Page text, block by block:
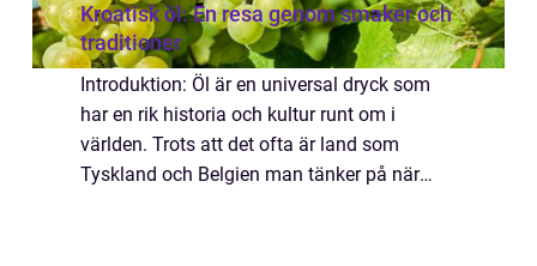
Kroatisk öl: En resa genom smaker och
traditioner
Introduktion: Öl är en universal dryck som
har en rik historia och kultur runt om i
världen. Trots att det ofta är land som
Tyskland och Belgien man tänker på när